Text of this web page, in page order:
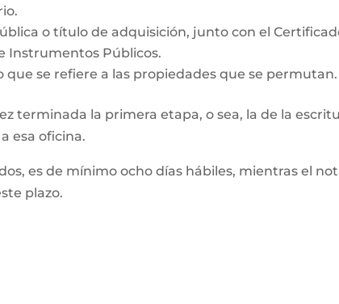
o título de adquisición, junto con el
Instrumentos Públicos.
se refiere a las propiedades que se permutan.
terminada la primera etapa, o sea, la de la
esa oficina.
es de mínimo ocho días hábiles, mientras el
plazo.